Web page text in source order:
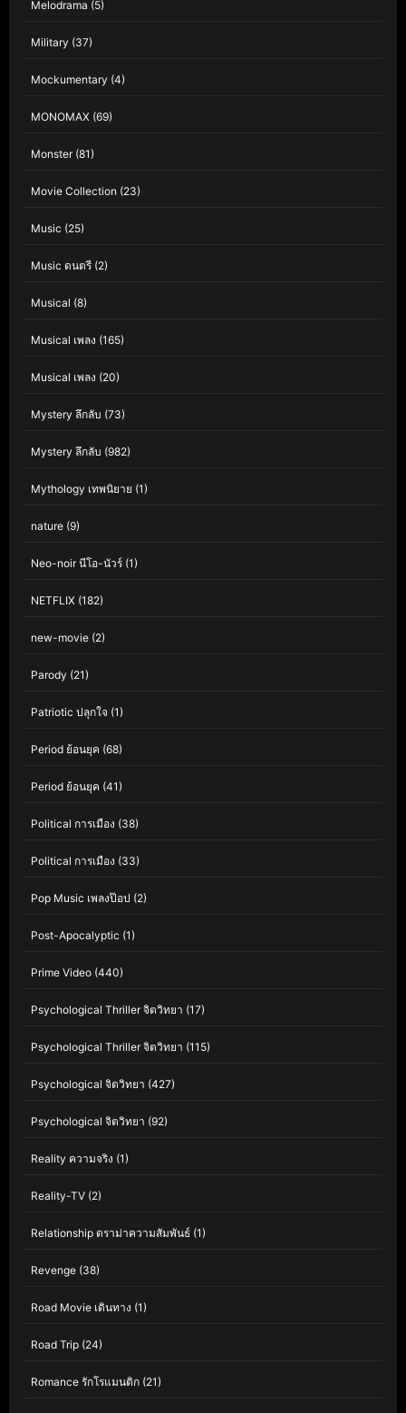
Melodrama (5)
Military (37)
Mockumentary (4)
MONOMAX (69)
Monster(81)
Movie Collection (23)
Music (25)
Music ดนตรี (2)
Musical (8)
Musical เพลง (165)
Musical เพลง (20)
Mystery ลึกลับ (73)
Mystery ลึกลับ (982)
Mythology เทพนิยาย (1)
nature (9)
Neo-noir นีโอ-นัวร์ (1)
NETFLIX (182)
new-movie (2)
Parody (21)
Patriotic ปลุกใจ (1)
Period ย้อนยุค (68)
Period ย้อนยุค (41)
Political การเมือง (38)
Political การเมือง (33)
Pop Music เพลงป๊อป (2)
Post-Apocalyptic (1)
Prime Video (440)
Psychological Thriller จิตวิทยา (17)
Psychological Thriller จิตวิทยา (115)
Psychological จิตวิทยา (427)
Psychological จิตวิทยา (92)
Reality ความจริง (1)
Reality-TV (2)
Relationship ดราม่าความสัมพันธ์ (1)
Revenge (38)
Road Movie เดินทาง (1)
Road Trip (24)
Romance รักโรแมนติก (21)